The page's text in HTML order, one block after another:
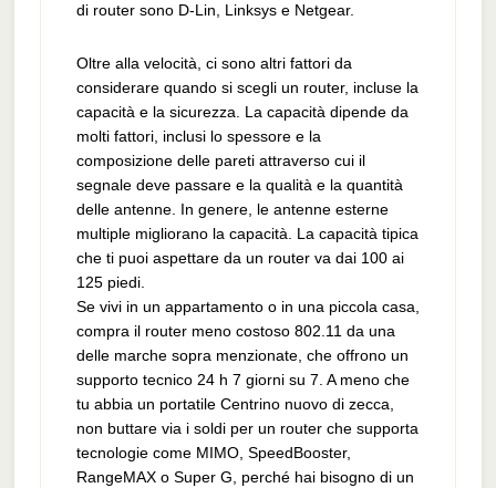
di router sono D-Lin, Linksys e Netgear.
Oltre alla velocità, ci sono altri fattori da
considerare quando si scegli un router, incluse la
capacità e la sicurezza. La capacità dipende da
molti fattori, inclusi lo spessore e la
composizione delle pareti attraverso cui il
segnale deve passare e la qualità e la quantità
delle antenne. In genere, le antenne esterne
multiple migliorano la capacità. La capacità tipica
che ti puoi aspettare da un router va dai 100 ai
125 piedi.
Se vivi in un appartamento o in una piccola casa,
compra il router meno costoso 802.11 da una
delle marche sopra menzionate, che offrono un
supporto tecnico 24 h 7 giorni su 7. A meno che
tu abbia un portatile Centrino nuovo di zecca,
non buttare via i soldi per un router che supporta
tecnologie come MIMO, SpeedBooster,
RangeMAX o Super G, perché hai bisogno di un